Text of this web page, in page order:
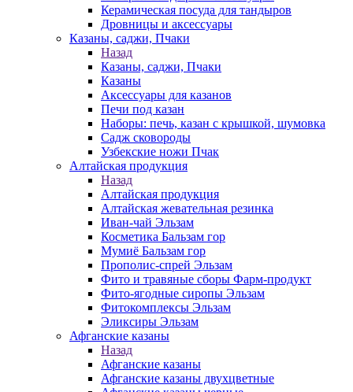
Керамическая посуда для тандыров
Дровницы и аксессуары
Казаны, саджи, Пчаки
Назад
Казаны, саджи, Пчаки
Казаны
Аксессуары для казанов
Печи под казан
Наборы: печь, казан с крышкой, шумовка
Садж сковороды
Узбекские ножи Пчак
Алтайская продукция
Назад
Алтайская продукция
Алтайская жевательная резинка
Иван-чай Эльзам
Косметика Бальзам гор
Мумиё Бальзам гор
Прополис-спрей Эльзам
Фито и травяные сборы Фарм-продукт
Фито-ягодные сиропы Эльзам
Фитокомплексы Эльзам
Эликсиры Эльзам
Афганские казаны
Назад
Афганские казаны
Афганские казаны двухцветные